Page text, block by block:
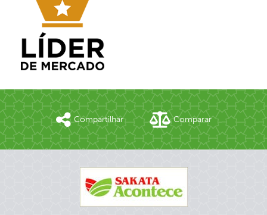
Compartilhar Comparar